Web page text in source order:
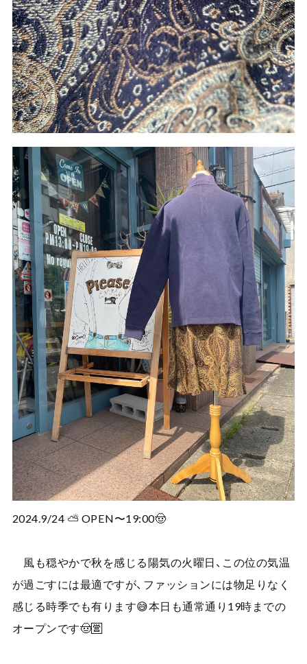
2024.9/24 ⛅️ OPEN〜19:00🤠
風も穏やかで秋を感じる陽気の火曜日、この位の気温
が過ごすには最適ですが、ファッションには物足りなく
感じる時季でも有ります😅本日も通常通り19時までの
オープンです🤠🈺